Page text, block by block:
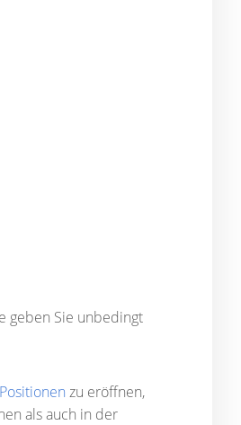
geben Sie unbedingt
zu eröffnen,
als auch in der